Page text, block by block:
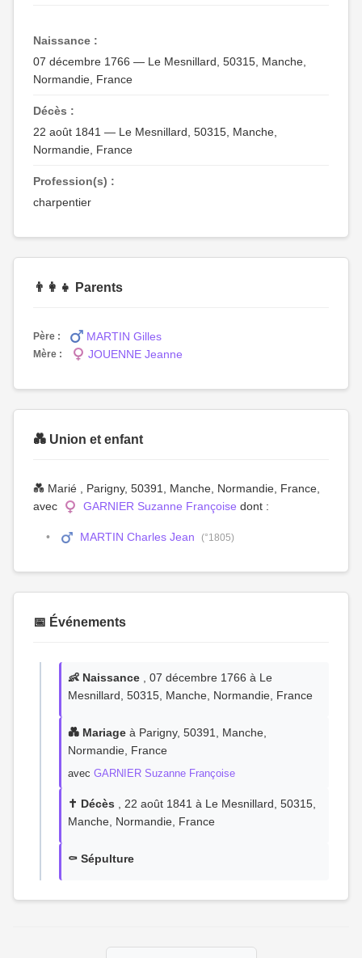
Naissance :
07 décembre 1766 — Le Mesnillard, 50315, Manche,
Normandie, France
Décès :
22 août 1841 — Le Mesnillard, 50315, Manche,
Normandie, France
Profession(s) :
charpentier
👨‍👩‍👧 Parents
Père : MARTIN Gilles
Mère : JOUENNE Jeanne
💑 Union et enfant
💑 Marié , Parigny, 50391, Manche, Normandie, France,
avec
GARNIER Suzanne Françoise dont :
MARTIN Charles Jean (°1805)
📅 Événements
👶 Naissance , 07 décembre 1766 à Le
Mesnillard, 50315, Manche, Normandie, France
💑 Mariage à Parigny, 50391, Manche,
Normandie, France
avec GARNIER Suzanne Françoise
✝️ Décès , 22 août 1841 à Le Mesnillard, 50315,
Manche, Normandie, France
⚰️ Sépulture